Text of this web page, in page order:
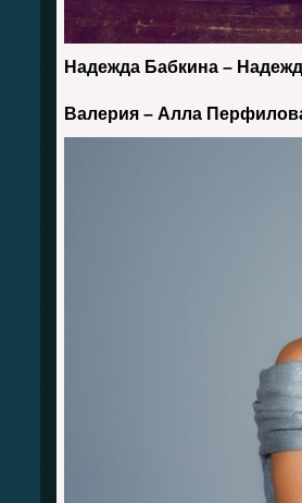
Надежда Бабкина –
Валерия – Алла